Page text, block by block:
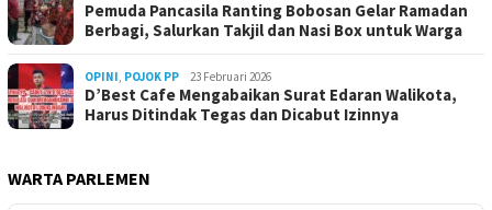
Pemuda Pancasila Ranting Bobosan Gelar Ramadan
Berbagi, Salurkan Takjil dan Nasi Box untuk Warga
OPINI, POJOK PP 23 Februari 2026
D’Best Cafe Mengabaikan Surat Edaran Walikota,
Harus Ditindak Tegas dan Dicabut Izinnya
WARTA PARLEMEN